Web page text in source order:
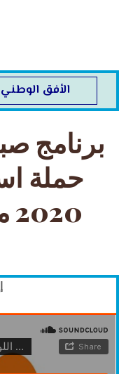
الأفق الوطني
برنامج
حملة
2020 مع جلال اللواتي